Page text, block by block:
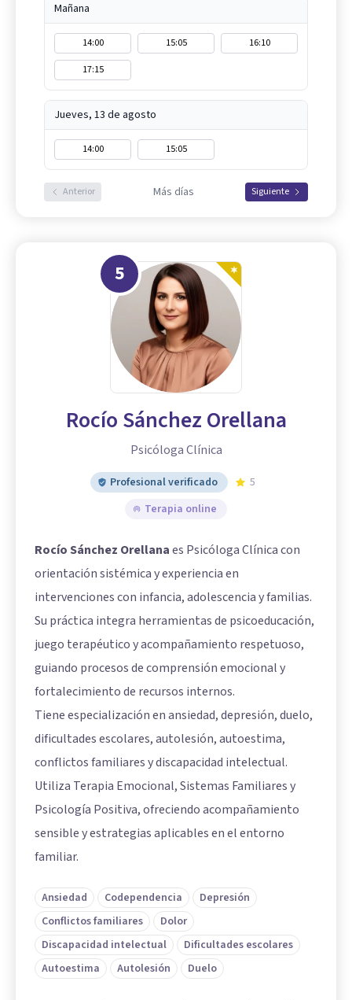
Mañana
14:00 15:05
16:10
17:15
Jueves, 13 de agosto
14:00 15:05
Anterior Más días Siguiente
5
Rocío Sánchez Orellana
Psicóloga Clínica
Profesional verificado
5
Terapia online
Rocío Sánchez Orellanaes Psicóloga Clínica con
orientación sistémica y experiencia en
intervenciones con infancia, adolescencia y familias.
Su práctica integra herramientas de psicoeducación,
juego terapéutico y acompañamiento respetuoso,
guiando procesos de comprensión emocional y
fortalecimiento de recursos internos.
Tiene especialización en ansiedad, depresión, duelo,
dificultades escolares, autolesión, autoestima,
conflictos familiares y discapacidad intelectual.
Utiliza Terapia Emocional, Sistemas Familiares y
Psicología Positiva, ofreciendo acompañamiento
sensible y estrategias aplicables en el entorno
familiar.
Ansiedad Codependencia
Depresión
Conflictos familiares
Dolor
Discapacidad intelectual
Dificultades escolares
Autoestima
Autolesión Duelo